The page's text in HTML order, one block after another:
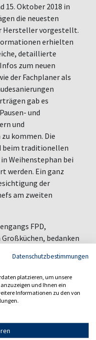
15. Oktober 2018 in
die neuesten
Hersteller vorgestellt.
erhielten
detaillierte
zum neuen
der Fachplaner als
gab es
und
und
kommen. Die
beim traditionellen
Weihenstephan bei
werden. Ein ganz
der
am zweiten
FPD,
bedanken
und die
Datenschutzbestimmungen
platzieren, um unsere
und Ihnen ein
Informationen zu den von